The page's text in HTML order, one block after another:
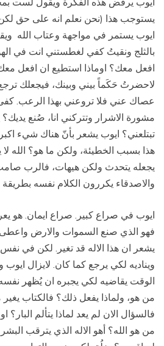
يستوجب هذا (نحن نعلم انه على حق
ايوب يستمر في مواجهة وعتاب الله
بالثلج ونقيتُ كفي لغطستني انت في
افعل معك؟ اوماذا استطيع ان افعل
لاحضرتُ حَكَماً بيني وبينك، فيجعلك
عصاك عني فلا تروعني بهذا الرعب.
مشورة الاشرار وتتركني انا، صُنع
تبتلعني؟ ايوب يشعر بأنّ هناك شيء
هذا بسبب الخطيئة، ولكن ما هو؟ الله
يجعله يتحدث ولكن هيهات، فالرب
والاصدقاء يكررون الكلام نفسه
ايوب في صراع كبير. صراع ايمان. هو
فهو الذي صنع السموات والارض واعطى
يشعر ان هذا الاله قد تغير. لكن في نفس
ويناديه لكي يرجع كما كان. لايزال ايوب
الوقت يقاضيه لكي يجبره ان يُظهر
من هو، ولماذا يفعل ذلك؟ فالكتاب
فالسؤال الان لم يعد لماذا يتألم البار؟
من هو الله؟ أهو الاله الذي يترقب